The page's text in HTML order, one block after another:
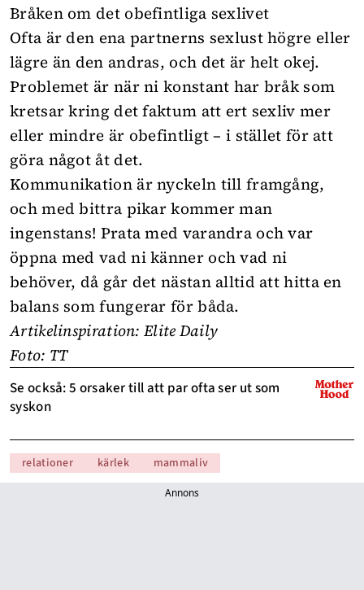
Bråken om det obefintliga sexlivet
Ofta är den ena partnerns sexlust högre eller
lägre än den andras, och det är helt okej.
Problemet är när ni konstant har bråk som
kretsar kring det faktum att ert sexliv mer
eller mindre är obefintligt – i stället för att
göra något åt det.
Kommunikation är nyckeln till framgång,
och med bittra pikar kommer man
ingenstans! Prata med varandra och var
öppna med vad ni känner och vad ni
behöver, då går det nästan alltid att hitta en
balans som fungerar för båda.
Artikelinspiration:Elite Daily
Foto: TT
Se också: 5 orsaker till att par ofta ser ut som
syskon
relationer kärlek mammaliv
Annons